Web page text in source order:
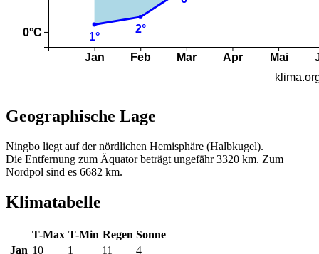
Geographische Lage
Ningbo liegt auf der nördlichen Hemisphäre (Halbkugel).
Die Entfernung zum Äquator beträgt ungefähr 3320 km. Zum
Nordpol sind es 6682 km.
Klimatabelle
T-Max T-Min Regen Sonne
Jan 10 1 11
4